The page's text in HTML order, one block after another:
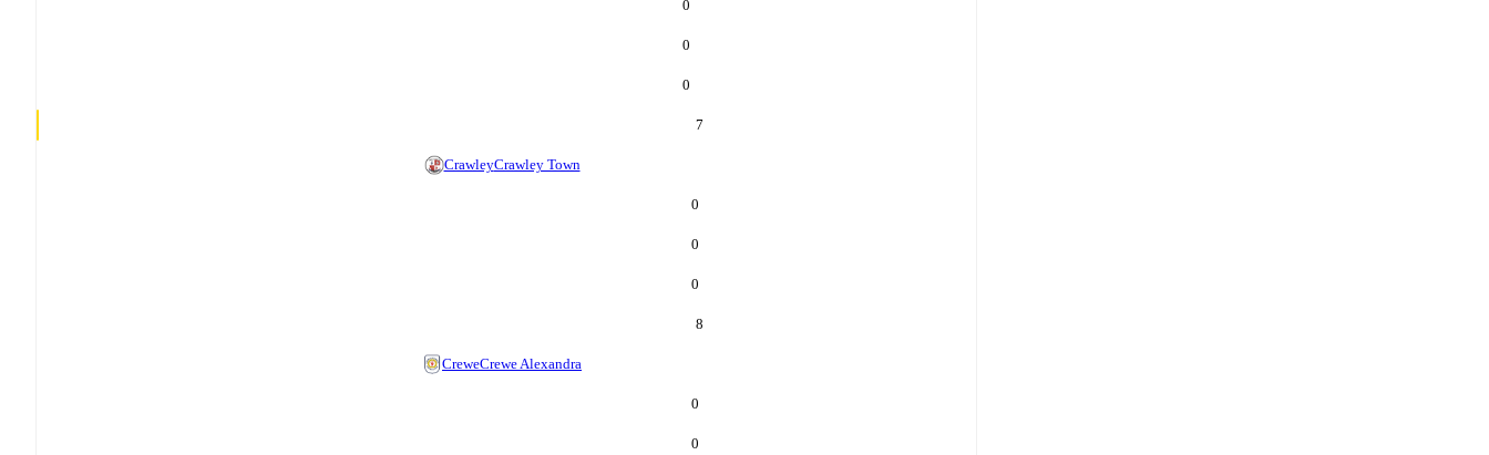
0
0
0
7
CrawleyCrawley Town
0
0
0
8
CreweCrewe Alexandra
0
0